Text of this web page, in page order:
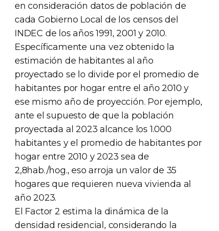
en consideración datos de población de
cada Gobierno Local de los censos del
INDEC de los años 1991, 2001 y 2010.
Específicamente una vez obtenido la
estimación de habitantes al año
proyectado se lo divide por el promedio de
habitantes por hogar entre el año 2010 y
ese mismo año de proyección. Por ejemplo,
ante el supuesto de que la población
proyectada al 2023 alcance los 1.000
habitantes y el promedio de habitantes por
hogar entre 2010 y 2023 sea de
2,8hab./hog., eso arroja un valor de 35
hogares que requieren nueva vivienda al
año 2023.
El Factor 2 estima la dinámica de la
densidad residencial, considerando la